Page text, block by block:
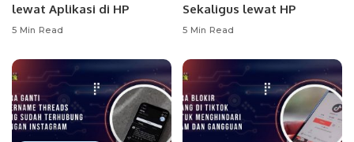
lewat Aplikasi di HP
5 Min Read
Sekaligus lewat HP
5 Min Read